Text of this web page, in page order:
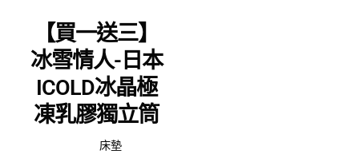
【買一送三】
冰雪情人-日本
ICOLD冰晶極
凍乳膠獨立筒
床墊